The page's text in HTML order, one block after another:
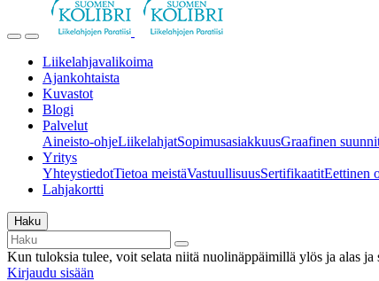
Liikelahjavalikoima
Ajankohtaista
Kuvastot
Blogi
Palvelut
Aineisto-ohjeLiikelahjatSopimusasiakkuusGraafinen
Yritys
YhteystiedotTietoa meistäVastuullisuusSertifikaatitEettinen
Lahjakortti
Haku
Kun tuloksia tulee, voit selata niitä nuolinäppäimillä ylös ja alas
Kirjaudu sisään